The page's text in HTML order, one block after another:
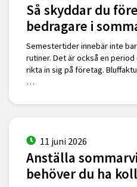
Så skyddar du
bedragare i
Semestertider innebär inte
rutiner. Det är också en
rikta in sig på företag.
…
11 juni 2026
Anställa
behöver du ha